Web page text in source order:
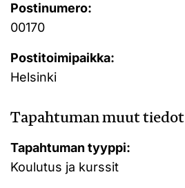
Postinumero:
00170
Postitoimipaikka:
Helsinki
Tapahtuman muut tiedot
Tapahtuman tyyppi:
Koulutus ja kurssit